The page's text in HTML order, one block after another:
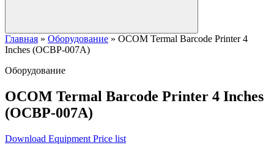
Главная » Оборудование » OCOM Termal Barcode Printer 4
Inches (OCBP-007A)
Оборудование
OCOM Termal Barcode Printer 4 Inches
(OCBP-007A)
Download Equipment Price list